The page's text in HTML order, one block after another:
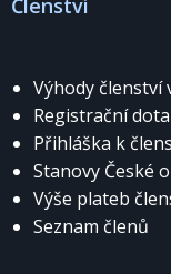
Členství
Výhody členství
Registrační
Přihláška k
Stanovy České
Výše plateb
Seznam členů